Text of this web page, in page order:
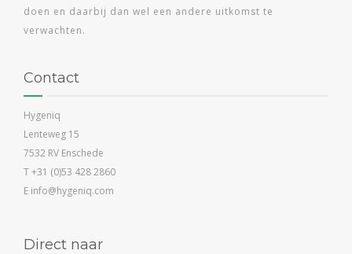
doen en daarbij dan wel een andere uitkomst te
verwachten.
Contact
Hygeniq
Lenteweg 15
7532 RV Enschede
T +31 (0)53 428 2860
E info@hygeniq.com
Direct naar